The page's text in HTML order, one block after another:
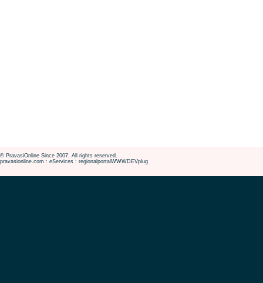
© PravasiOnline Since 2007. All rights reserved.
pravasionline.com : eServices : regionalportalWWWDEVplug